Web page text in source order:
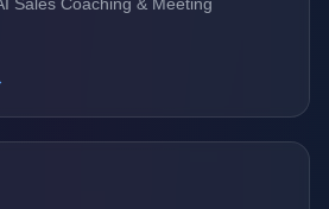
Sales Coaching & Meeting